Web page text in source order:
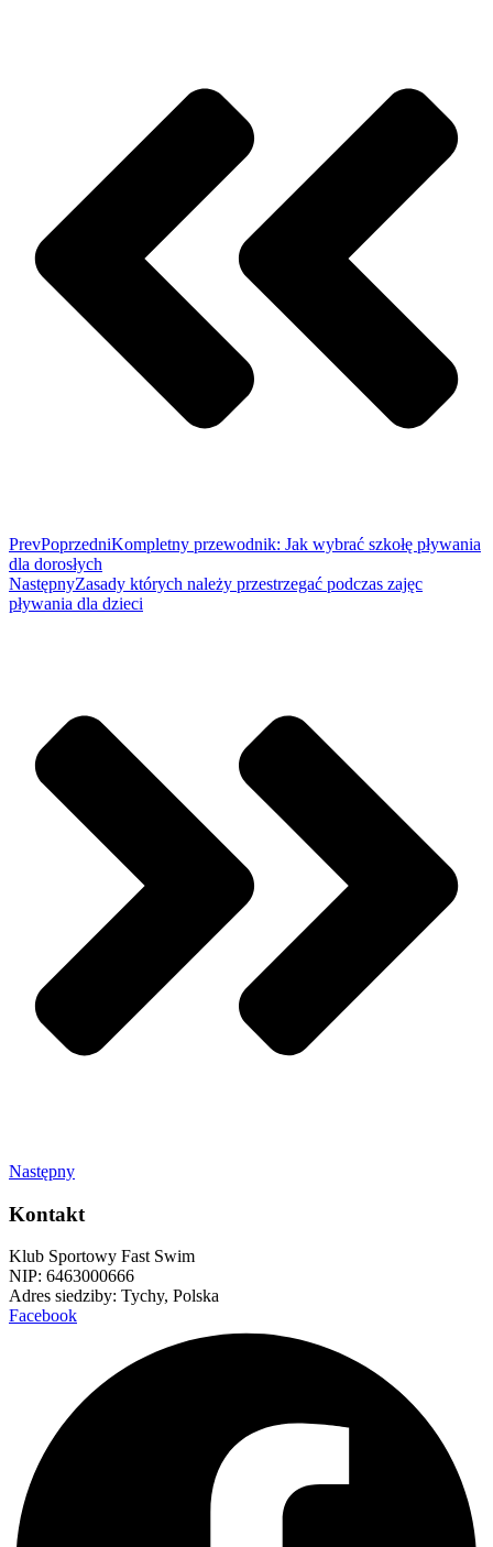
PrevPoprzedniKompletny przewodnik: Jak wybrać szkołę pływania
dla dorosłych
NastępnyZasady których należy przestrzegać podczas zajęc
pływania dla dzieci
Następny
Kontakt
Klub Sportowy Fast Swim
NIP: 6463000666
Adres siedziby: Tychy, Polska
Facebook